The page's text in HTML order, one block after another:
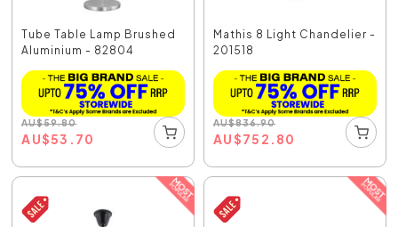
Tube Table Lamp Brushed
Aluminium - 82804
AU$59.80
AU$53.70
Mathis 8 Light Chandelier -
201518
AU$836.90
AU$752.80